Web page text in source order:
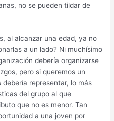
no se pueden tildar de
al alcanzar una edad, ya no
a un lado? Ni muchísimo
debería organizarse
pero si queremos un
representar, lo más
del grupo al que
que no es menor. Tan
a una joven por